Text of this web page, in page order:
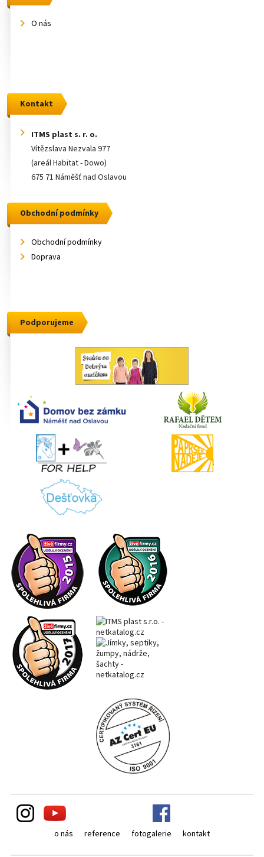
O nás
Kontakt
ITMS plast s. r. o.
Vítězslava Nezvala 977
(areál Habitat - Dowo)
675 71 Náměšť nad Oslavou
Obchodní podmínky
Obchodní podmínky
Doprava
Podporujeme
o nás reference fotogalerie kontakt